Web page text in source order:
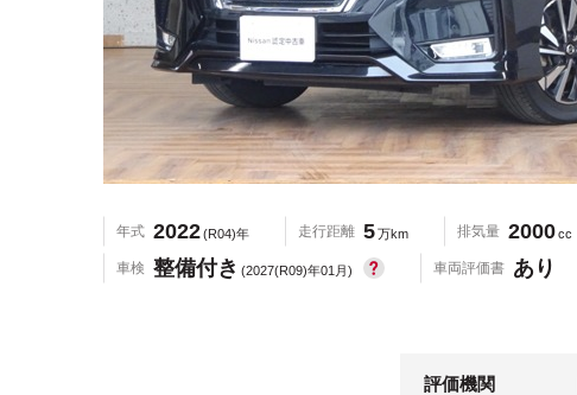
年式 2022(R04)年 走行距離 5万km 排気量 2000cc
車検 整備付き (2027(R09)年01月) 車両評価書 あり
評価機関